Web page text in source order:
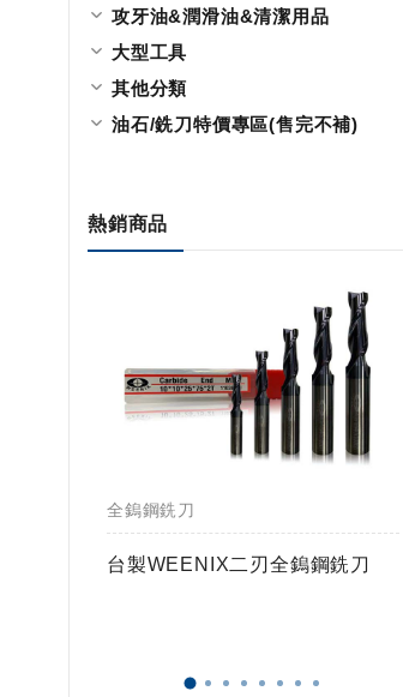
攻牙油&潤滑油&清潔用品
大型工具
其他分類
油石/銑刀特價專區(售完不補)
熱銷商品
全鎢鋼銑刀
台製WEENIX二刃全鎢鋼銑刀